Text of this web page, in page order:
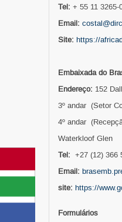
Tel: + 55 11 3265-
Email:
Site: https://
Embaixada do
Endereço: 152
3º andar (Setor
4º andar
Waterkloof Glen
Tel: +27 (12) 366
Email:
site: https://
Formulários